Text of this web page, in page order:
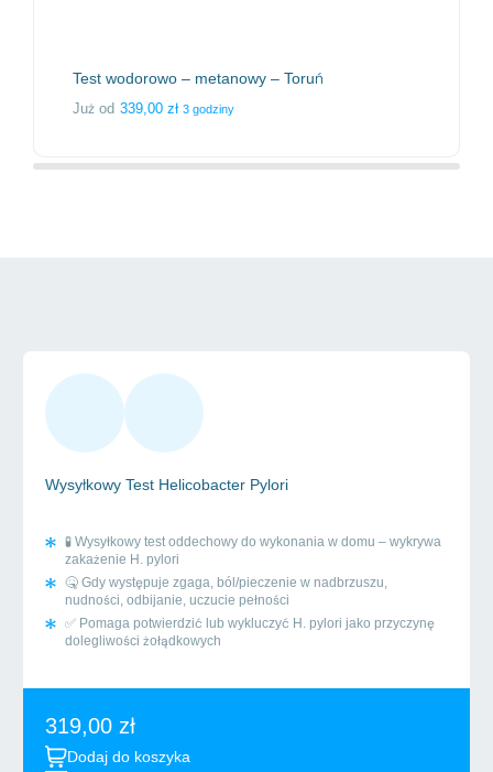
Test wodorowo – metanowy – Toruń
Już od 339,00zł 3 godziny
Wysyłkowy Test Helicobacter Pylori
🧪 Wysyłkowy test oddechowy do wykonania w domu – wykrywa
zakażenie H. pylori
🤒 Gdy występuje zgaga, ból/pieczenie w nadbrzuszu,
nudności, odbijanie, uczucie pełności
✅ Pomaga potwierdzić lub wykluczyć H. pylori jako przyczynę
dolegliwości żołądkowych
319,00 zł
Dodaj do koszyka